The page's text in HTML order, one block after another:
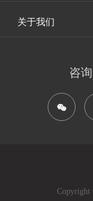
关于我们
咨
Copyright